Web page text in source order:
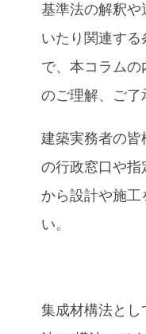
基準法の解釈
いたり関連す
で、本コラム
のご理解、ご了
建築実務者の
の行政窓口や
から設計や施
い。
集成材構法と